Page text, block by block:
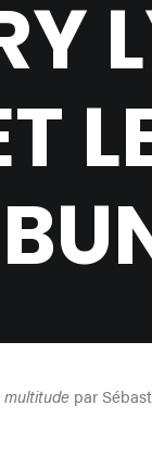
multitude par